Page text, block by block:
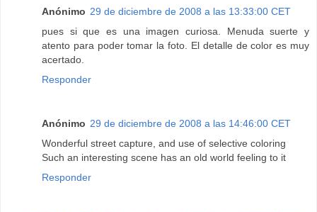
Anónimo 29 de diciembre de 2008 a las 13:33:00 CET
pues si que es una imagen curiosa. Menuda suerte y
atento para poder tomar la foto. El detalle de color es muy
acertado.
Responder
Anónimo 29 de diciembre de 2008 a las 14:46:00 CET
Wonderful street capture, and use of selective coloring
Such an interesting scene has an old world feeling to it
Responder